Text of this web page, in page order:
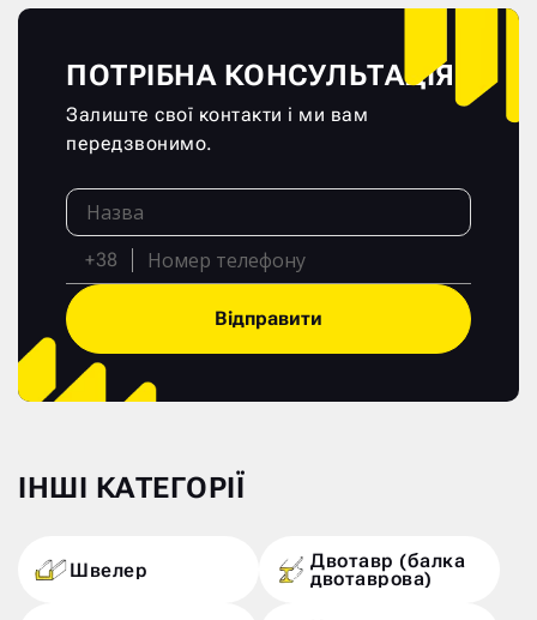
ПОТРІБНА КОНСУЛЬТАЦІЯ?
Залиште свої контакти і ми вам
передзвонимо.
+38
Відправити
ІНШІ КАТЕГОРІЇ
Швелер Двотавр (балка
двотаврова)